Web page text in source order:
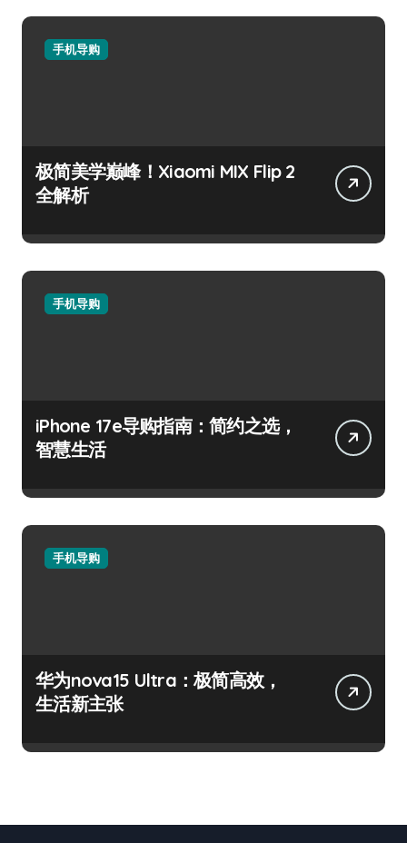
手机导购
极简美学巅峰！Xiaomi MIX Flip 2
全解析
手机导购
iPhone 17e导购指南：简约之选，
智慧生活
手机导购
华为nova15 Ultra：极简高效，
生活新主张